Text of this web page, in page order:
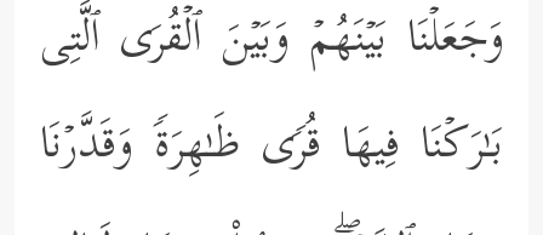
وَجَعَلۡنَا بَیۡنَهُمۡ وَبَیۡنَ ٱلۡقُرَى ٱلَّتِی
بَـٰرَكۡنَا فِیهَا قُرࣰى ظَـٰهِرَةࣰ وَقَدَّرۡنَا